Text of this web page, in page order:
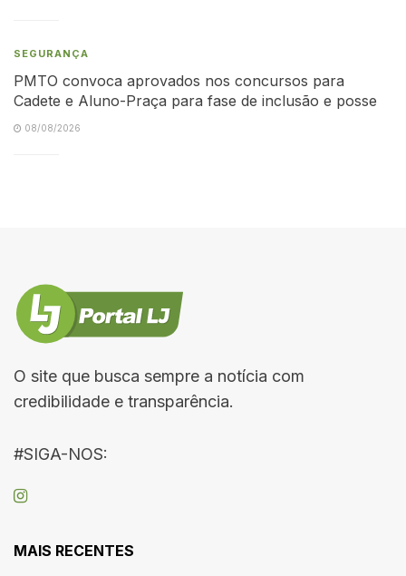
SEGURANÇA
PMTO convoca aprovados nos concursos para
Cadete e Aluno-Praça para fase de inclusão e posse
08/08/2026
O site que busca sempre a notícia com
credibilidade e transparência.
#SIGA-NOS:
MAIS RECENTES